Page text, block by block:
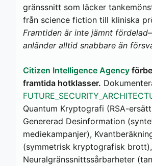
gränssnitt som läcker
från science fiction till kliniska
Framtiden är inte jämnt
anländer alltid snabbare än
Citizen Intelligence Agency
framtida hotklasser.
Quantum Kryptografi (RSA-
Genererad Desinformation
mediekampanjer),
(symmetrisk kryptografisk brott),
Neuralgränssnittssårbarheter